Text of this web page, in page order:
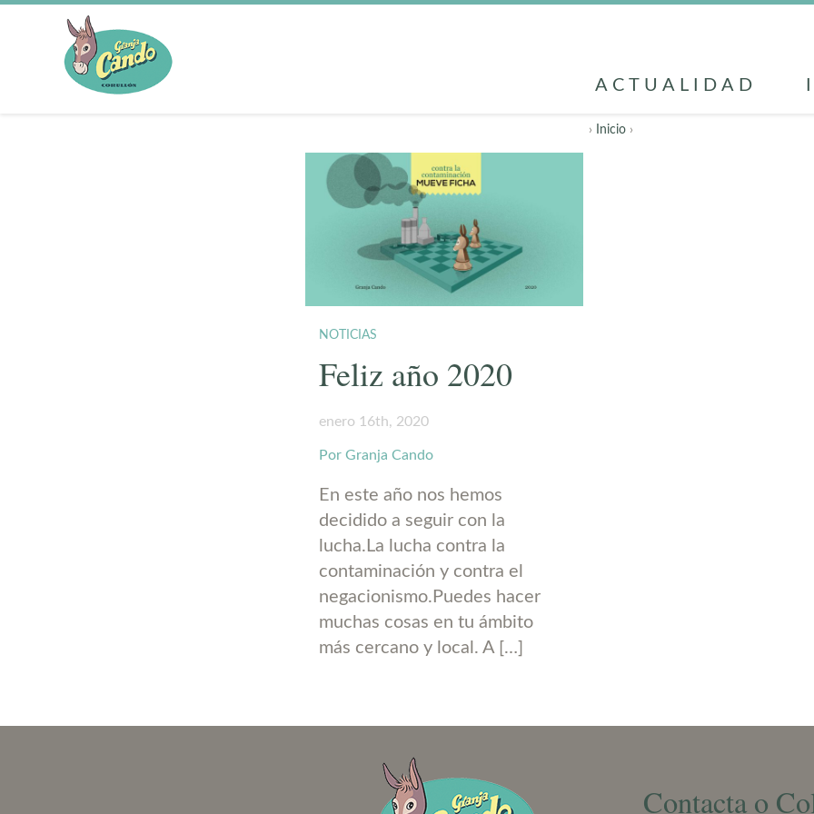
ACTUALIDAD
› Inicio ›
NOTICIAS
Feliz año 2020
enero 16th, 2020
Por Granja Cando
En este año nos hemos
decidido a seguir con la
lucha.La lucha contra la
contaminación y contra el
negacionismo.Puedes hacer
muchas cosas en tu ámbito
más cercano y local. A […]
Contacta o